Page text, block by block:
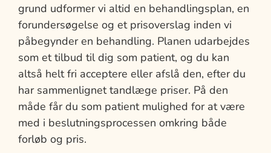
grund udformer vi altid en behandlingsplan, en
forundersøgelse og et prisoverslag inden vi
påbegynder en behandling. Planen udarbejdes
som et tilbud til dig som patient, og du kan
altså helt fri acceptere eller afslå den, efter du
har sammenlignet tandlæge priser. På den
måde får du som patient mulighed for at være
med i beslutningsprocessen omkring både
forløb og pris.